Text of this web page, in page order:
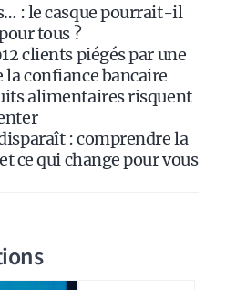
: le casque pourrait-il
tous ?
clients piégés par une
la confiance bancaire
alimentaires risquent
: comprendre la
ce qui change pour vous